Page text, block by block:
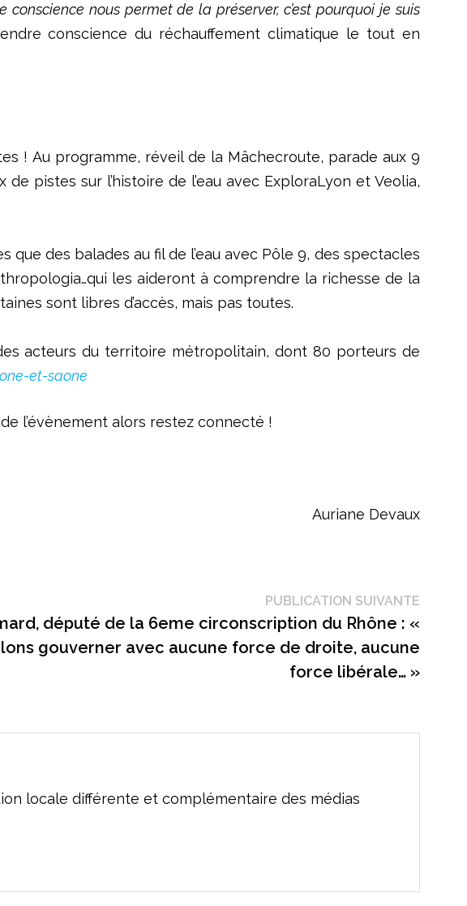
nous permet de la préserver, c’est pourquoi je suis
conscience du réchauffement climatique le tout en
! Au programme, réveil de la Mâchecroute, parade aux 9
pistes sur l’histoire de l’eau avec ExploraLyon et Veolia,
des balades au fil de l’eau avec Pôle 9, des spectacles
les aideront à comprendre la richesse de la
sont libres d’accès, mais pas toutes.
acteurs du territoire métropolitain, dont 80 porteurs de
et-saone
l’évènement alors restez connecté !
Auriane Devaux
PUBLICATION SUIVANTE
député de la 6eme circonscription du Rhône : «
gouverner avec aucune force de droite, aucune
force libérale… »
locale différente et complémentaire des médias